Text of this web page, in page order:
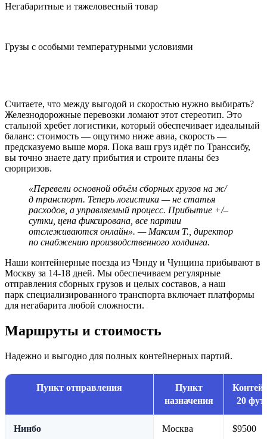
Негабаритные и тяжеловесный товар
Грузы с особыми температурными условиями
Считаете, что между выгодой и скоростью нужно выбирать?
Железнодорожные перевозки ломают этот стереотип. Это
стальной хребет логистики, который обеспечивает идеальный
баланс: стоимость — ощутимо ниже авиа, скорость —
предсказуемо выше моря. Пока ваш груз идёт по Транссибу,
вы точно знаете дату прибытия и строите планы без
сюрпризов.
«Перевели основной объём сборных грузов на ж/
д транспорт. Теперь логистика — не статья
расходов, а управляемый процесс. Прибытие +/–
сутки, цена фиксирована, все партии
отслеживаются онлайн». — Максим Т., директор
по снабжению производственного холдинга.
Наши контейнерные поезда из Чэнду и Чунцина прибывают в
Москву за 14-18 дней. Мы обеспечиваем регулярные
отправления сборных грузов и целых составов, а наш
парк специализированного транспорта включает платформы
для негабарита любой сложности.
Маршруты и стоимость
Надежно и выгодно для полных контейнерных партий.
Пункт отправления
Пункт
назначения
20
Нинбо Москва $9500